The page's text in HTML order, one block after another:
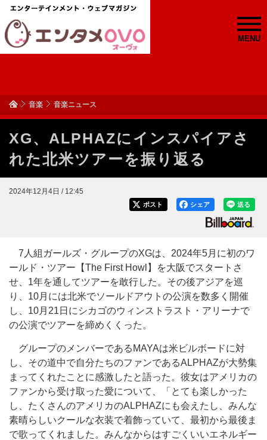
MENU
音楽 音楽ニュース
XG、ALPHAZにインスパイアさ
れた北米ツアーを振り返る
2024年12月4日 / 12:45
送る
シェア
ポスト
7人組ガールズ・グループのXGは、2024年5月に初のワ
ールド・ツアー【The First Howl】を大阪でスタートさ
せ、1年を通してツアーを敢行した。その後アジアを巡
り、10月には北米でソールドアウトの公演を数多く開催
し、10月21日にシカゴのウィンストラスト・アリーナで
の公演でツアーを締めくくった。
グループのメンバーであるMAYAは米ビルボードに対
し、その道中で自分たちのファンであるALPHAZが大勢集
まってくれたことに感激したと語った。彼女はアメリカの
ファンから受け取った愛について、「とても楽しかった
し、たくさんのアメリカのALPHAZにも会えたし、みんな
素晴らしいクールな衣装で着飾っていて、最初から最後ま
で歌ってくれました。みんなからはすごくいいエネルギー